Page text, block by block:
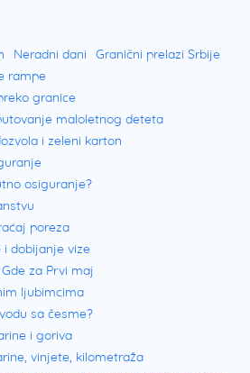
Neradni dani
Granični prelazi Srbije
rampe
granice
maloletnog deteta
i zeleni karton
osiguranje?
poreza
dobijanje vize
Gde za Prvi maj
ljubimcima
sa česme?
i goriva
vinjete, kilometraža